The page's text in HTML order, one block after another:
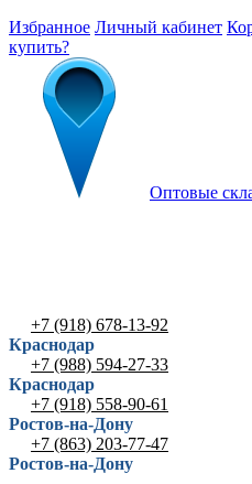
Избранное Личный кабинет
купить?
Оптовые
+7 (918) 678-13-92
Краснодар
+7 (988) 594-27-33
Краснодар
+7 (918) 558-90-61
Ростов-на-Дону
+7 (863) 203-77-47
Ростов-на-Дону